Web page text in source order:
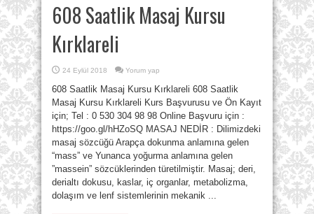
608 Saatlik Masaj Kursu
Kırklareli
24 Eylül 2018 Yorum yap
608 Saatlik Masaj Kursu Kırklareli 608 Saatlik
Masaj Kursu Kırklareli Kurs Başvurusu ve Ön Kayıt
için; Tel : 0 530 304 98 98 Online Başvuru için :
https://goo.gl/hHZoSQ MASAJ NEDİR : Dilimizdeki
masaj sözcüğü Arapça dokunma anlamına gelen
“mass” ve Yunanca yoğurma anlamına gelen
”massein” sözcüklerinden türetilmiştir. Masaj; deri,
derialtı dokusu, kaslar, iç organlar, metabolizma,
dolaşım ve lenf sistemlerinin mekanik ...